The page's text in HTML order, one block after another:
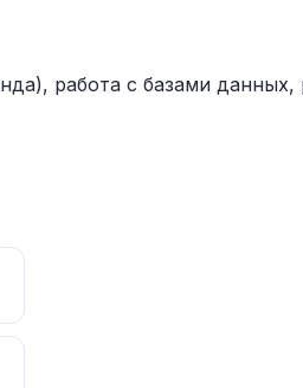
работа с базами данных,